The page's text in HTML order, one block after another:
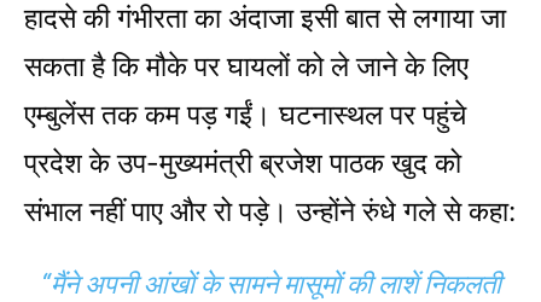
हादसे की गंभीरता का अंदाजा इसी बात से लगाया जा
सकता है कि मौके पर घायलों को ले जाने के लिए
एम्बुलेंस तक कम पड़ गईं। घटनास्थल पर पहुंचे
प्रदेश के उप-मुख्यमंत्री ब्रजेश पाठक खुद को
संभाल नहीं पाए और रो पड़े। उन्होंने रुंधे गले से कहा:
“मैंने अपनी आंखों के सामने मासूमों की लाशें निकलती